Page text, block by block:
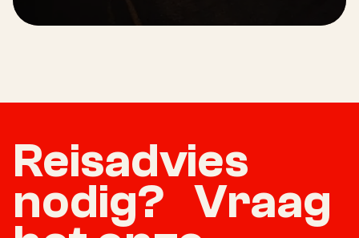
Reisadvies
nodig? Vraag